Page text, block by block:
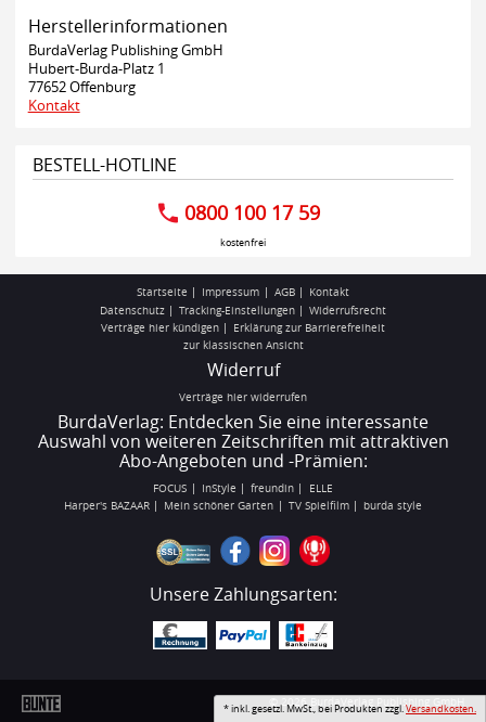
Herstellerinformationen
BurdaVerlag Publishing GmbH
Hubert-Burda-Platz 1
77652 Offenburg
Kontakt
BESTELL-HOTLINE
0800 100 17 59
kostenfrei
Startseite Impressum AGB
Kontakt
Datenschutz
Tracking-Einstellungen
Widerrufsrecht
Verträge hier kündigen
Erklärung zur Barrierefreiheit
zur klassischen Ansicht
Widerruf
Verträge hier widerrufen
BurdaVerlag: Entdecken Sie eine interessante
Auswahl von weiteren Zeitschriften mit attraktiven
Abo-Angeboten und -Prämien:
FOCUS InStyle freundin
ELLE
Harper's BAZAAR
Mein schöner Garten TV Spielfilm burda style
Unsere Zahlungsarten:
© 2026 BurdaVerlag Publishing GmbH
* inkl. gesetzl. MwSt., bei Produkten zzgl.Versandkosten.